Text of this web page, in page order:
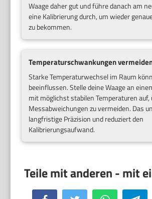
Waage daher gut und führe danach am
eine Kalibrierung durch, um wieder
zu bekommen.
Temperaturschwankungen
Starke Temperaturwechsel im Raum
beeinflussen. Stelle deine Waage an
mit möglichst stabilen Temperaturen
Messabweichungen zu vermeiden. Das
langfristige Präzision und reduziert den
Kalibrierungsaufwand.